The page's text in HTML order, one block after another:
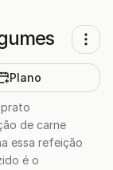
Plano
prato
de carne
essa refeição
é o